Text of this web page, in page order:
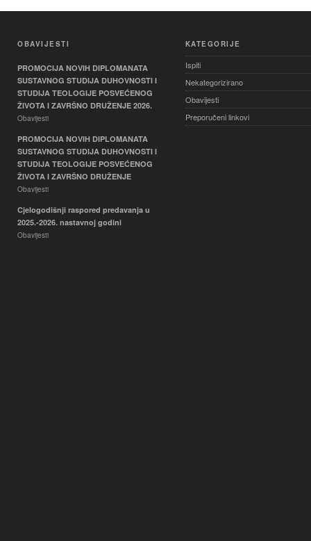
OBAVIJESTI
PROMOCIJA NOVIH DIPLOMANATA
SUSTAVNOG STUDIJA DUHOVNOSTI I
STUDIJA TEOLOGIJE POSVEĆENOG
ŽIVOTA I ZAVRŠNO DRUŽENJE 2026.
Obavijesti
PROMOCIJA NOVIH DIPLOMANATA
SUSTAVNOG STUDIJA DUHOVNOSTI I
STUDIJA TEOLOGIJE POSVEĆENOG
ŽIVOTA I ZAVRŠNO DRUŽENJE
Obavijesti
Cjelogodišnji raspored predavanja u
2025.-2026. nastavnoj godini
Obavijesti
KATEGORIJE
Ispiti
Nekategorizirano
Obavijesti
Preporučeni linkovi